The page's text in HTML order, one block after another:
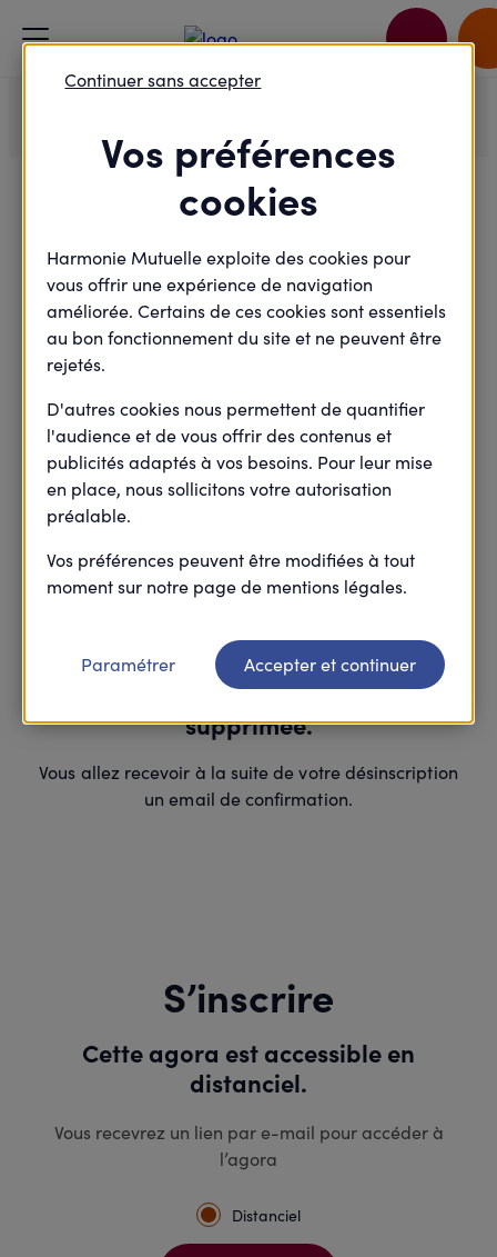
Accueil
Je rejoins le débat
L'activité physique, un allié pour rester en bonne santé
Félicitations !
Votre inscription a bien été prise en
compte.
Vous allez recevoir à la suite de votre inscription un
email de confirmation comportant toutes les
informations de l'évènement.
Merci
Votre inscription à cette agora est
supprimée.
Vous allez recevoir à la suite de votre désinscription
un email de confirmation.
S’inscrire
Cette agora est accessible en
distanciel.
Vous recevrez un lien par e-mail pour accéder à
l’agora
Distanciel
Vos préférences
cookies
Harmonie Mutuelle exploite des cookies pour
vous offrir une expérience de navigation
améliorée. Certains de ces cookies sont essentiels
au bon fonctionnement du site et ne peuvent être
rejetés.
D'autres cookies nous permettent de quantifier
l'audience et de vous offrir des contenus et
publicités adaptés à vos besoins. Pour leur mise
en place, nous sollicitons votre autorisation
préalable.
Vos préférences peuvent être modifiées à tout
moment sur notre page de mentions légales.
Continuer sans accepter
Paramétrer Accepter et continuer